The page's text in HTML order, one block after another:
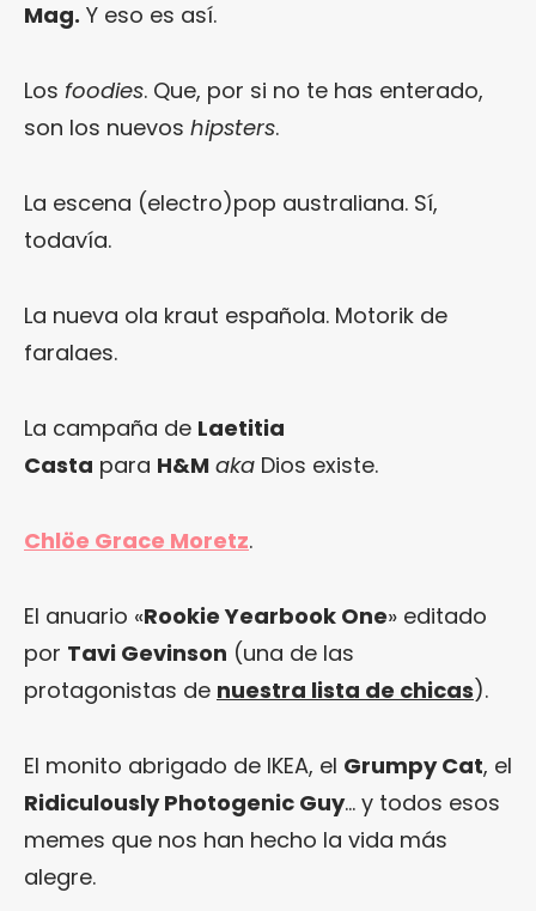
Mag. Y eso es así.
Los foodies. Que, por si no te has enterado,
son los nuevos hipsters.
La escena (electro)pop australiana. Sí,
todavía.
La nueva ola kraut española. Motorik de
faralaes.
La campaña de Laetitia
Casta para H&M aka Dios existe.
Chlöe Grace Moretz.
El anuario «Rookie Yearbook One» editado
por Tavi Gevinson (una de las
protagonistas de nuestra lista de chicas).
El monito abrigado de IKEA, el Grumpy Cat, el
Ridiculously Photogenic Guy… y todos esos
memes que nos han hecho la vida más
alegre.